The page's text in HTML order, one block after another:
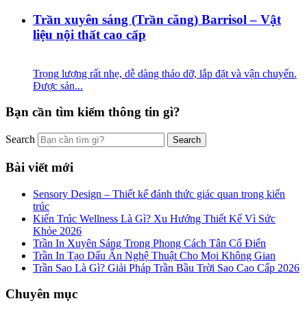
Trần xuyên sáng (Trần căng) Barrisol – Vật
liệu nội thất cao cấp
Trọng lượng rất nhẹ, dễ dàng tháo dỡ, lắp đặt và vận chuyển.
Được sản...
Bạn cần tìm kiếm thông tin gì?
Search
Bài viết mới
Sensory Design – Thiết kế đánh thức giác quan trong kiến
trúc
Kiến Trúc Wellness Là Gì? Xu Hướng Thiết Kế Vì Sức
Khỏe 2026
Trần In Xuyên Sáng Trong Phong Cách Tân Cổ Điển
Trần In Tạo Dấu Ấn Nghệ Thuật Cho Mọi Không Gian
Trần Sao Là Gì? Giải Pháp Trần Bầu Trời Sao Cao Cấp 2026
Chuyên mục